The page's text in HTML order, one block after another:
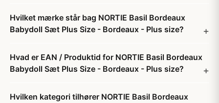
Hvilket mærke står bag NORTIE Basil Bordeaux
Babydoll Sæt Plus Size - Bordeaux - Plus size?
Hvad er EAN / Produktid for NORTIE Basil Bordeaux
Babydoll Sæt Plus Size - Bordeaux - Plus size?
Hvilken kategori tilhører NORTIE Basil Bordeaux